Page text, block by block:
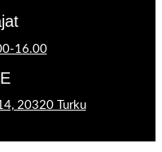
16.00
20320 Turku